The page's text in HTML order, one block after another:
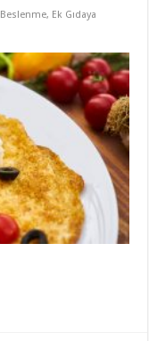
Beslenme, Ek Gıdaya